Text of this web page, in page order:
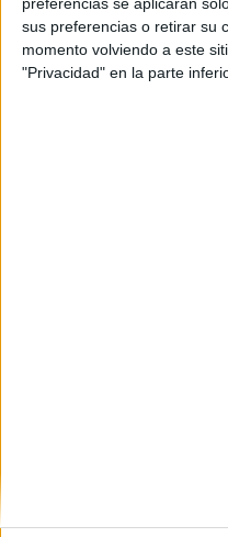
sus preferencias o retirar su
momento volviendo a este
"Privacidad" en la parte
Obinar
gestión
POR MARIBEL